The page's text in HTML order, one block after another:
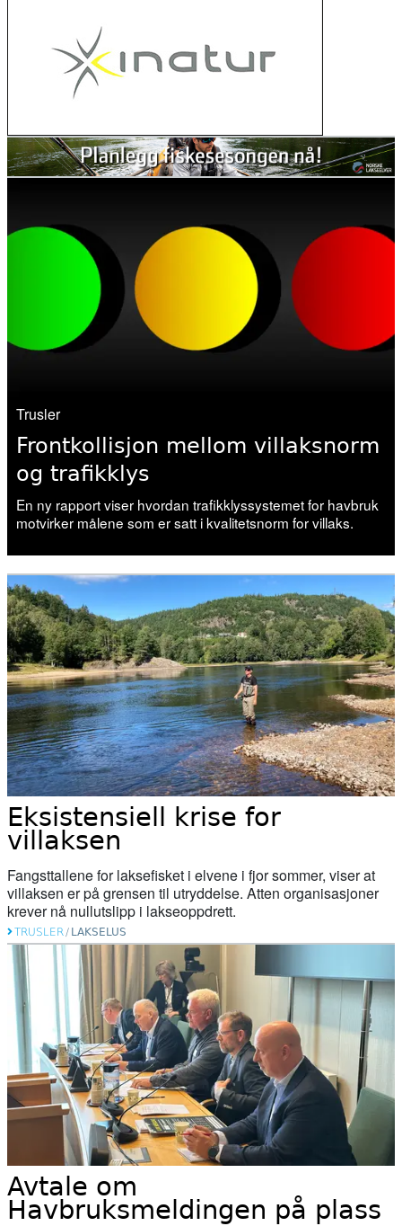
02. mars 2026
Judge sides with salmon against Trump
administration in hydropower ruling
27. februar 2026
Her ser du hvor mye laks og sjøørret
11. februar 2026
Nu starter genskabelsen af Gudenåen
ved Vestbirksøerne
11. februar 2026
19. juni 2026
Vitenskapelig råd for lakseforvaltning:
– Svært krevende
fiskeutsettinger
04. juni 2026
Vannmangel kveler fisken i mange
vassdrag
02. juni 2026
Forskning, kunnskap, handling
02. juni 2026
kommer ut av elva
20. mai 2026
Naturvernforbundet i Stjørdal og
Meråker arrangerer naturgledetur på
Hellstranda
07. mai 2026
Årets overvåking av lakselus er i gang
07. mai 2026
Slik kartlegges unglaksens utvandring
Trusler
Frontkollisjon mellom villaksnorm
og trafikklys
En ny rapport viser hvordan trafikklyssystemet for havbruk
motvirker målene som er satt i kvalitetsnorm for villaks.
Eksistensiell krise for
villaksen
Fangsttallene for laksefisket i elvene i fjor sommer, viser at
villaksen er på grensen til utryddelse. Atten organisasjoner
krever nå nullutslipp i lakseoppdrett.
TRUSLER/ LAKSELUS
Avtale om
Havbruksmeldingen på plass